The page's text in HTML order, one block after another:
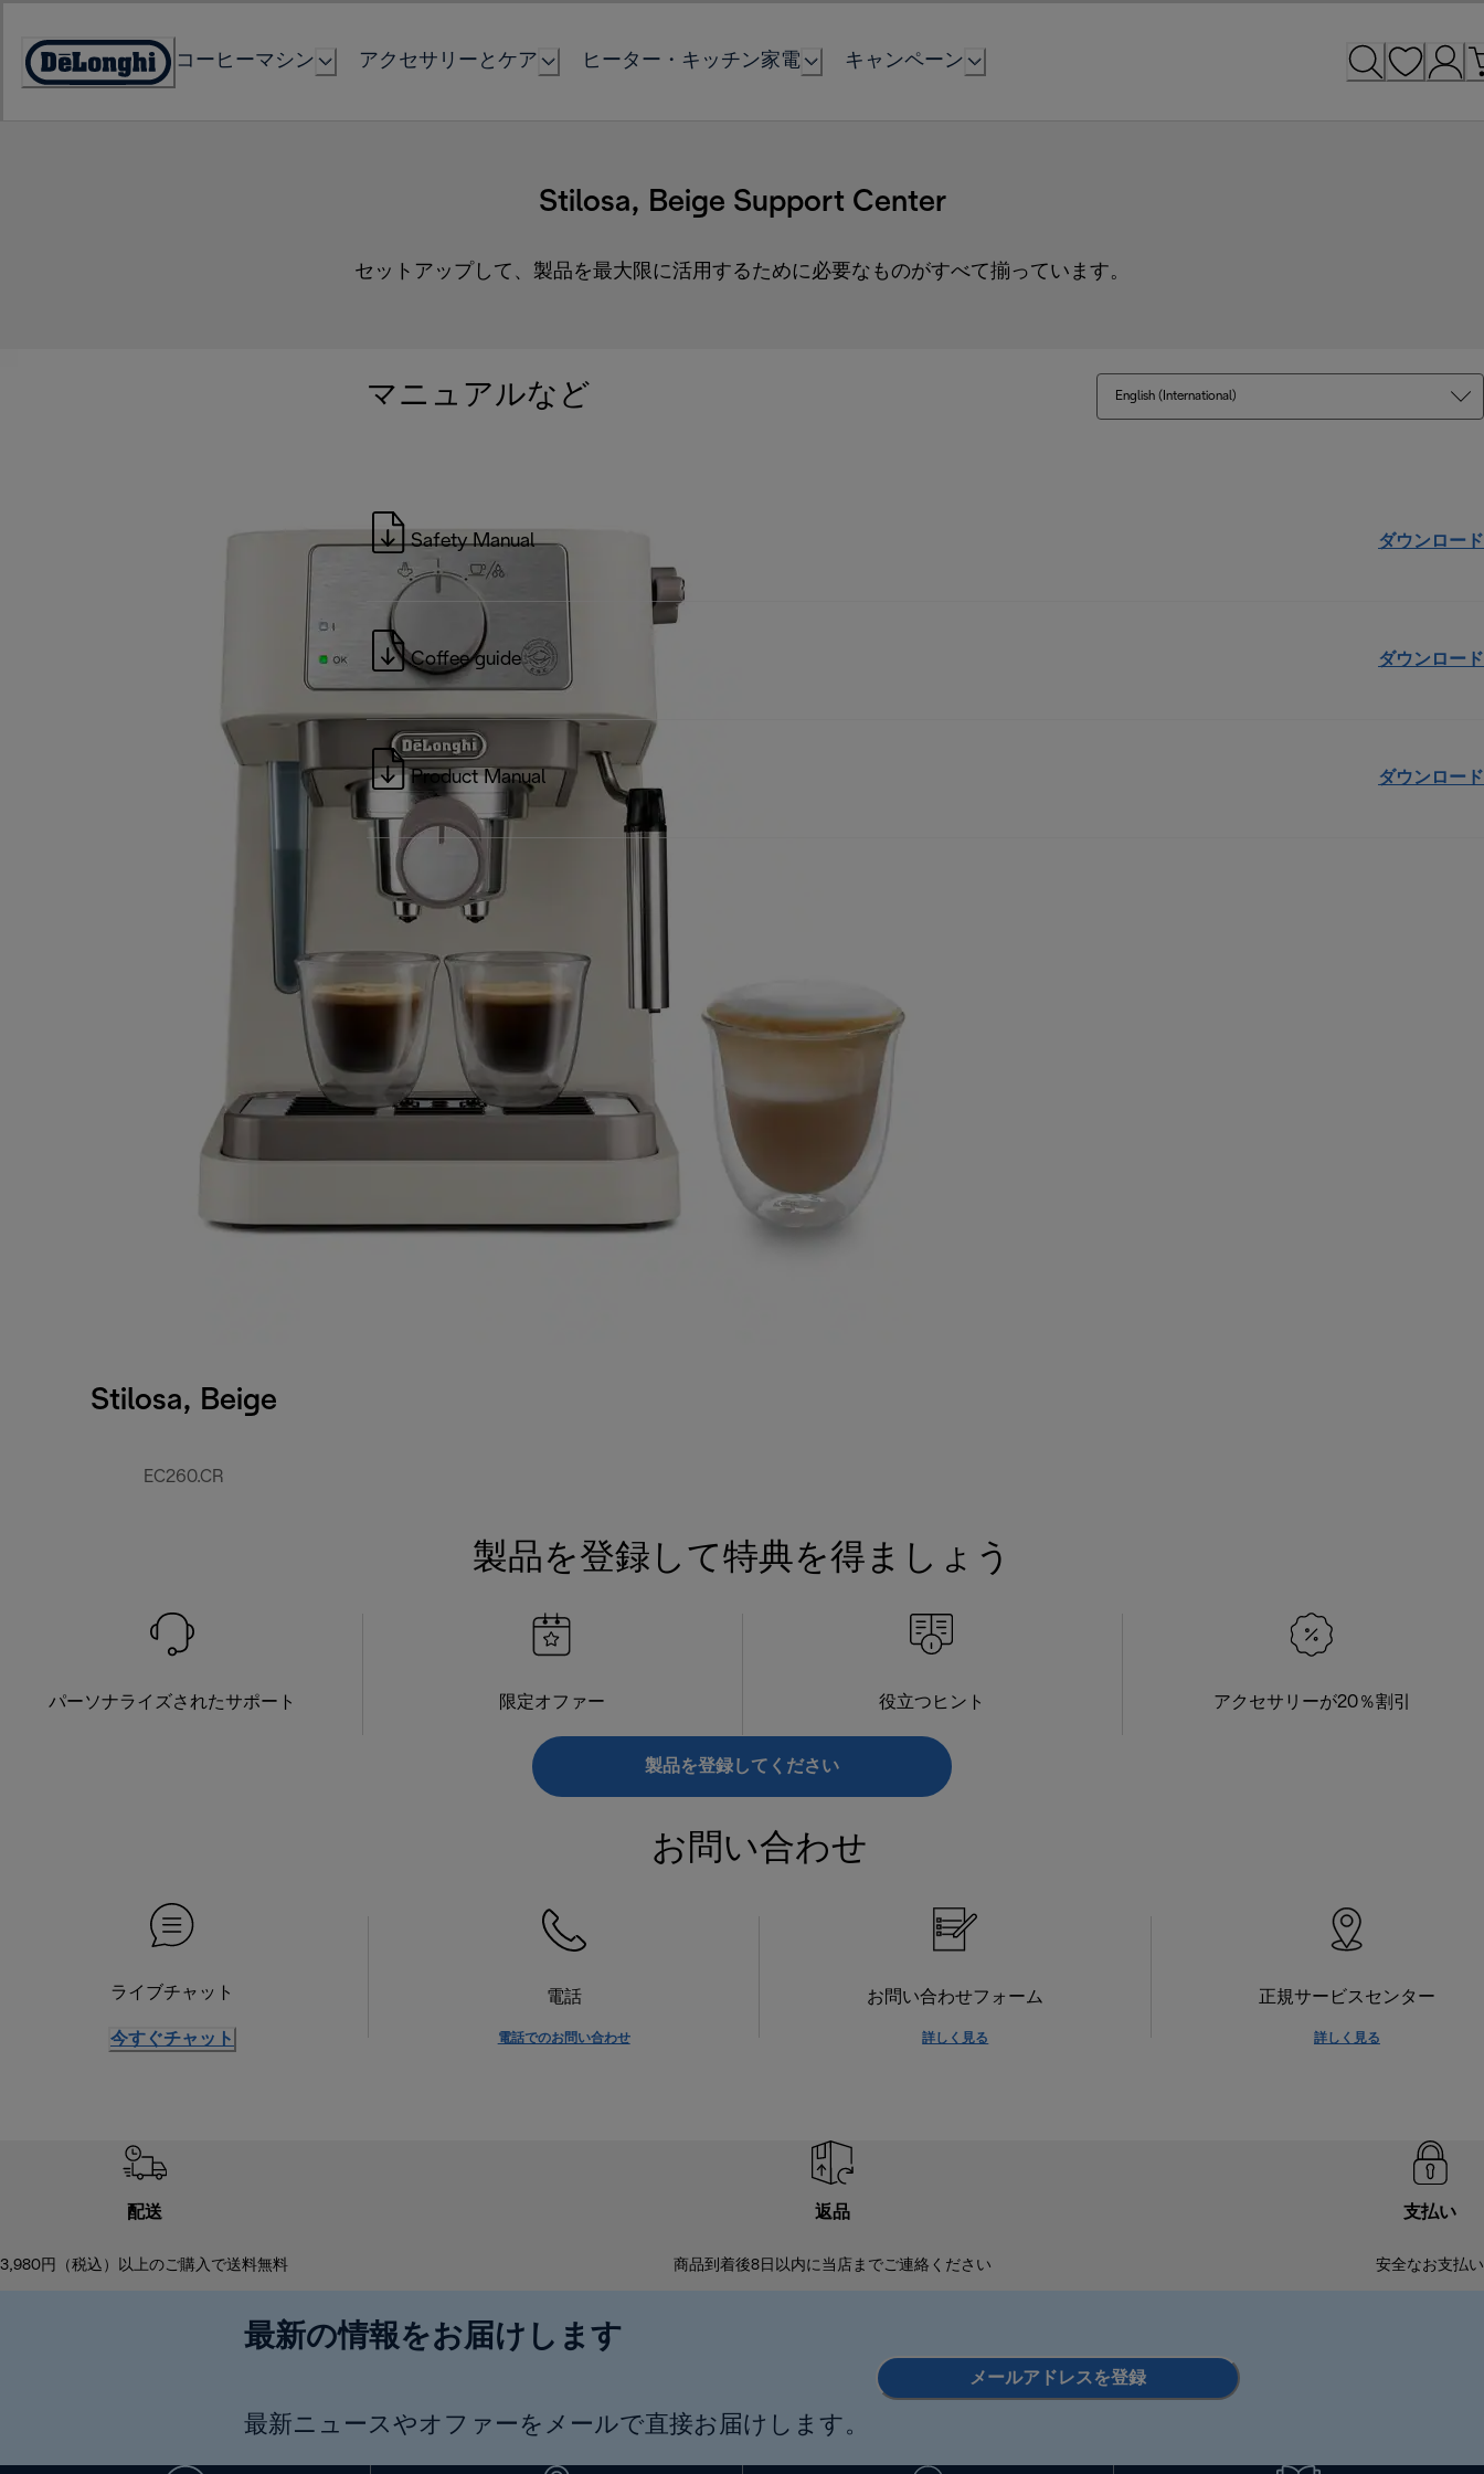
Content
Accessibility
コーヒーマシン アクセサリーとケア ヒーター・キッチン家電 キャンペーン
Stilosa, Beige Support Center
セットアップして、製品を最大限に活用するために必要なものがすべて揃っています。
Stilosa, Beige
EC260.CR
マニュアルなど English (International)
Safety Manual ダウンロード
Coffee guide ダウンロード
Product Manual ダウンロード
製品を登録して特典を得ましょう
パーソナライズされたサポート 限定オファー 役立つヒント アクセサリーが20％割引
製品を登録してください
お問い合わせ
ライブチャット
今すぐチャット
電話
電話でのお問い合わせ
お問い合わせフォーム
詳しく見る
正規サービスセンター
詳しく見る
配送
3,980円（税込）以上のご購入で送料無料
返品
商品到着後8日以内に当店までご連絡ください
支払い
安全なお支払い
最新の情報をお届けします
最新ニュースやオファーをメールで直接お届けします。
メールアドレスを登録